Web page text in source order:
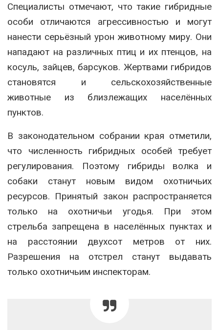
Специалисты отмечают, что такие гибридные
особи отличаются агрессивностью и могут
нанести серьёзный урон животному миру. Они
нападают на различных птиц и их птенцов, на
косуль, зайцев, барсуков. Жертвами гибридов
становятся и сельскохозяйственные
животные из близлежащих населённых
пунктов.
В законодательном собрании края отметили,
что численность гибридных особей требует
регулирования. Поэтому гибриды волка и
собаки станут новым видом охотничьих
ресурсов. Принятый закон распространяется
только на охотничьи угодья. При этом
стрельба запрещена в населённых пунктах и
на расстоянии двухсот метров от них.
Разрешения на отстрел станут выдавать
только охотничьим инспекторам.